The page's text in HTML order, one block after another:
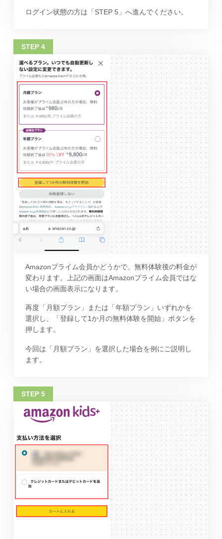
ログイン状態の方は「STEP 5」へ進んでください。
Amazonプライム会員かどうかで、無料体験後の料金が
変わります。上記の画面はAmazonプライム会員ではな
い場合の画面表示になります。
再度「月額プラン」または「年額プラン」いずれかを
選択し、「登録して1か月の無料体験を開始」ボタンを
押します。
今回は「月額プラン」を選択した場合を例にご説明し
ます。